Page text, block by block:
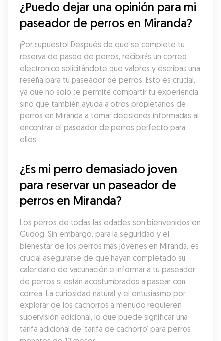
¿Puedo dejar una opinión para mi
paseador de perros en Miranda?
¡Por supuesto! Después de que se complete tu
reserva de paseo de perros, recibirás un correo
electrónico solicitándote que valores y escribas una
reseña para tu paseador de perros. Esto es crucial,
ya que no solo te permite compartir tu experiencia,
sino que también ayuda a otros propietarios de
perros en Miranda a tomar decisiones informadas al
encontrar el paseador de perros perfecto para
ellos.
¿Es mi perro demasiado joven
para reservar un paseador de
perros en Miranda?
Los perros de todas las edades son bienvenidos en
Gudog. Sin embargo, para la seguridad y el
bienestar de los perros más jóvenes en Miranda, es
crucial asegurarse de que hayan completado su
calendario de vacunación e informar a tu paseador
de perros si están acostumbrados a pasear con
correa. La curiosidad natural y el entusiasmo por
explorar de los cachorros a menudo requieren
supervisión adicional, lo que puede significar una
tarifa adicional de 'tarifa de cachorro' para perros